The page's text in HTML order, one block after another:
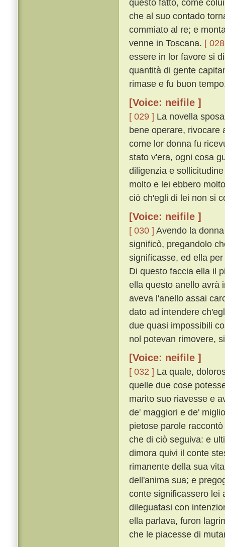
questo fatto, come
che al suo contado
commiato al re; e
venne in Toscana. [
essere in lor favore si
quantità di gente
rimase e fu buon
[Voice: neifile ]
[ 029 ] La novella
bene operare, rivocare
come lor donna fu
stato v'era, ogni cosa
diligenzia e
molto e lei ebbero
ciò ch'egli di lei non si
[Voice: neifile ]
[ 030 ] Avendo la
significò, pregandolo
significasse, ed ella
Di questo faccia ella il
ella questo anello avrà
aveva l'anello assai
dato ad intendere
due quasi impossibili
nol potevan rimovere,
[Voice: neifile ]
[ 032 ] La quale,
quelle due cose
marito suo riavesse e
de' maggiori e de'
pietose parole
che di ciò seguiva: e
dimora quivi il conte
rimanente della sua
dell'anima sua; e
conte significassero lei
dileguatasi con
ella parlava, furon
che le piacesse di